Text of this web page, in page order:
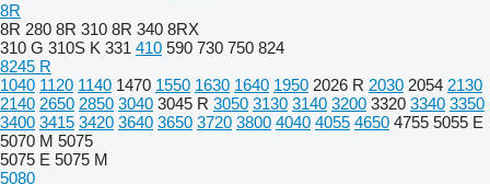
8R
8R 280 8R 310 8R 340 8RX
310 G 310S K 331 410 590 730 750 824
8245 R
1040 1120 1140 1470 1550 1630 1640 1950 2026 R 2030 2054 2130
2140 2650 2850 3040 3045 R 3050 3130 3140 3200 3320 3340 3350
3400 3415 3420 3640 3650 3720 3800 4040 4055 4650 4755 5055 E
5070 M 5075
5075 E 5075 M
5080